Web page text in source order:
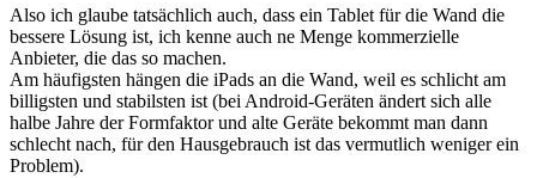
Also ich glaube tatsächlich auch, dass ein Tablet für die Wand die
bessere Lösung ist, ich kenne auch ne Menge kommerzielle
Anbieter, die das so machen.
Am häufigsten hängen die iPads an die Wand, weil es schlicht am
billigsten und stabilsten ist (bei Android-Geräten ändert sich alle
halbe Jahre der Formfaktor und alte Geräte bekommt man dann
schlecht nach, für den Hausgebrauch ist das vermutlich weniger ein
Problem).